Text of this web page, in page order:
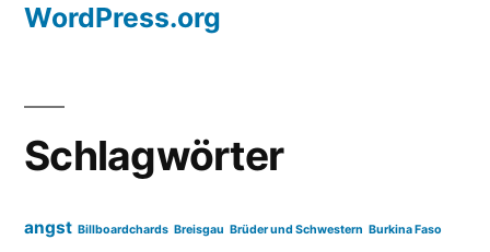
WordPress.org
Schlagwörter
angst Billboardchards Breisgau Brüder und Schwestern Burkina Faso